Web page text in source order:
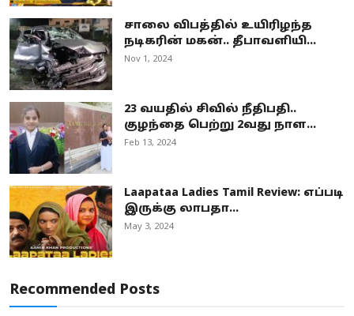
சாலை விபத்தில் உயிரிழந்த
நடிகரின் மகன்.. தீபாவளியி...
Nov 1, 2024
23 வயதில் சிவில் நீதிபதி..
குழந்தை பெற்று 2வது நாள...
Feb 13, 2024
Laapataa Ladies Tamil Review: எப்படி
இருக்கு லாபதா...
May 3, 2024
Recommended Posts